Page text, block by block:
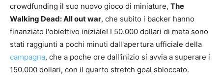
crowdfunding il suo nuovo gioco di miniature, The
Walking Dead: All out war, che subito i backer hanno
finanziato l'obiettivo iniziale! I 50.000 dollari di meta sono
stati raggiunti a pochi minuti dall'apertura ufficiale della
campagna, che a poche ore dall'inizio si avvia a superare i
150.000 dollari, con il quarto stretch goal sbloccato.